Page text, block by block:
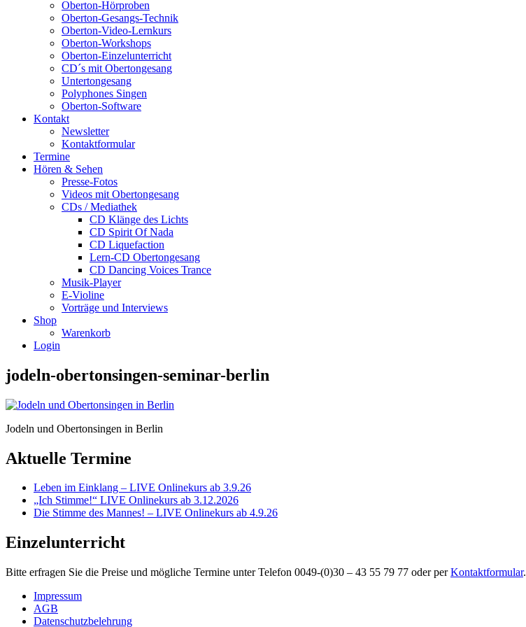
Oberton-Hörproben
Oberton-Gesangs-Technik
Oberton-Video-Lernkurs
Oberton-Workshops
Oberton-Einzelunterricht
CD´s mit Obertongesang
Untertongesang
Polyphones Singen
Oberton-Software
Kontakt
Newsletter
Kontaktformular
Termine
Hören & Sehen
Presse-Fotos
Videos mit Obertongesang
CDs / Mediathek
CD Klänge des Lichts
CD Spirit Of Nada
CD Liquefaction
Lern-CD Obertongesang
CD Dancing Voices Trance
Musik-Player
E-Violine
Vorträge und Interviews
Shop
Warenkorb
Login
jodeln-obertonsingen-seminar-berlin
Jodeln und Obertonsingen in Berlin
Aktuelle Termine
Leben im Einklang – LIVE Onlinekurs ab 3.9.26
„Ich Stimme!“ LIVE Onlinekurs ab 3.12.2026
Die Stimme des Mannes! – LIVE Onlinekurs ab 4.9.26
Einzelunterricht
Bitte erfragen Sie die Preise und mögliche Termine unter Telefon 0049-(0)30 – 43 55 79 77 oder perKontaktformular.
Impressum
AGB
Datenschutzbelehrung